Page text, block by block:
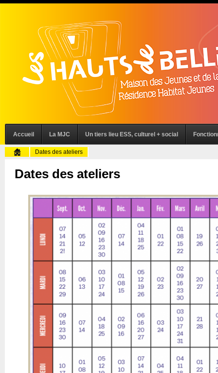
Accueil La MJC Un tiers lieu ESS, culturel + social
Dates des ateliers
Dates des ateliers